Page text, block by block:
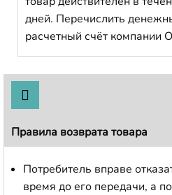
дней. Перечислить
расчетный счёт компании
Правила возврата товара
Потребитель вправе
время до его передачи, а